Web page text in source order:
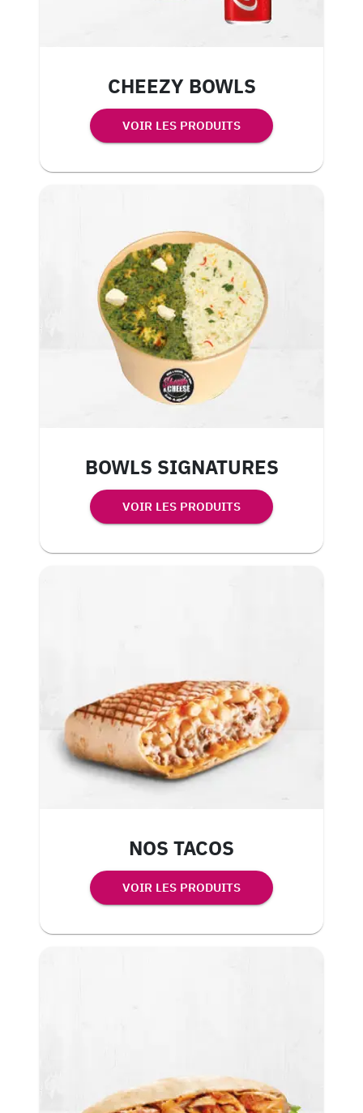
CHEEZY BOWLS
VOIR LES PRODUITS
BOWLS SIGNATURES
VOIR LES PRODUITS
NOS TACOS
VOIR LES PRODUITS